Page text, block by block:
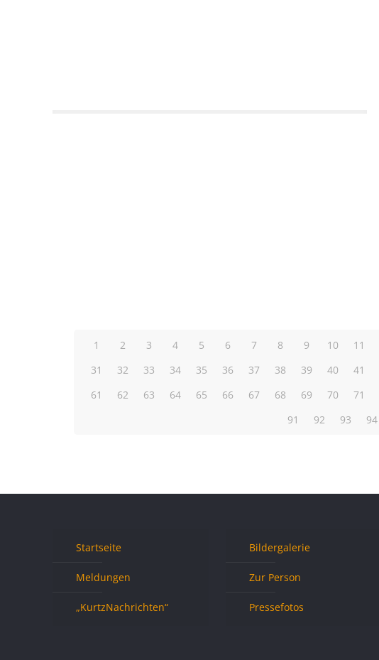
1 2 3 4 5 6 7 8 9 10 11
31
32 33 34 35 36 37 38 39 40 41
61
62 63 64 65 66 67 68 69 70 71
91
92 93 94
Startseite
Meldungen
„KurtzNachrichten“
Bildergalerie
Zur Person
Pressefotos